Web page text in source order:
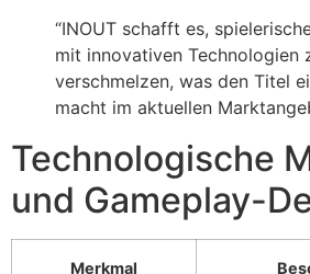
“INOUT schafft es,
mit innovativen Technologien
verschmelzen, was den Titel
macht im aktuellen
Technologische
und Gameplay-
Merkmal